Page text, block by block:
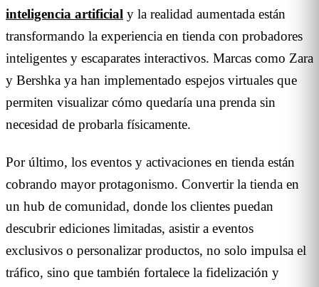
inteligencia artificial y la realidad aumentada están
transformando la experiencia en tienda con probadores
inteligentes y escaparates interactivos. Marcas como Zara
y Bershka ya han implementado espejos virtuales que
permiten visualizar cómo quedaría una prenda sin
necesidad de probarla físicamente.
Por último, los eventos y activaciones en tienda están
cobrando mayor protagonismo. Convertir la tienda en
un hub de comunidad, donde los clientes puedan
descubrir ediciones limitadas, asistir a eventos
exclusivos o personalizar productos, no solo impulsa el
tráfico, sino que también fortalece la fidelización y